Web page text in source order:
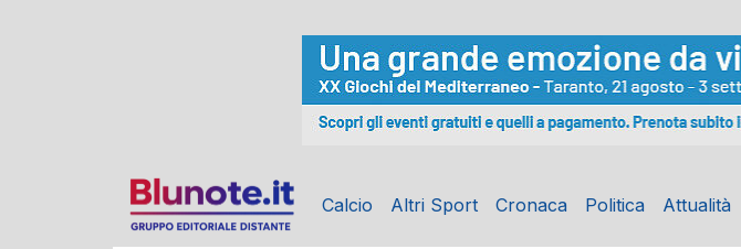
Calcio Altri Sport Cronaca Politica Attualità